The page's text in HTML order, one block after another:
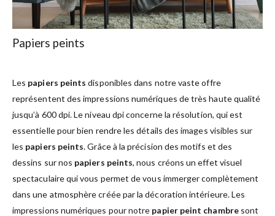
Papiers peints
Les papiers peints disponibles dans notre vaste offre
représentent des impressions numériques de très haute qualité
jusqu’à 600 dpi. Le niveau dpi concerne la résolution, qui est
essentielle pour bien rendre les détails des images visibles sur
les papiers peints. Grâce à la précision des motifs et des
dessins sur nos papiers peints, nous créons un effet visuel
spectaculaire qui vous permet de vous immerger complètement
dans une atmosphère créée par la décoration intérieure. Les
impressions numériques pour notre papier peint chambresont